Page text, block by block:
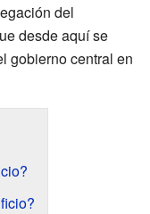
del
desde aquí se
gobierno central en